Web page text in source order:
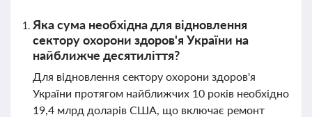
Яка сума необхідна для відновлення
сектору охорони здоров'я України на
найближче десятиліття?
Для відновлення сектору охорони здоров'я
України протягом найближчих 10 років необхідно
19,4 млрд доларів США, що включає ремонт